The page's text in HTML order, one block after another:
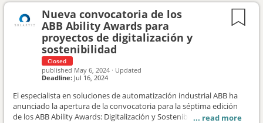
Nueva convocatoria de los
ABB Ability Awards para
proyectos de digitalización y
sostenibilidad
Closed
published May 6, 2024 · Updated
Deadline: Jul 16, 2024
El especialista en soluciones de automatización industrial ABB ha
anunciado la apertura de la convocatoria para la séptima edición
de los ABB Ability Awards: Digitalización y Sostenibilidad. Las